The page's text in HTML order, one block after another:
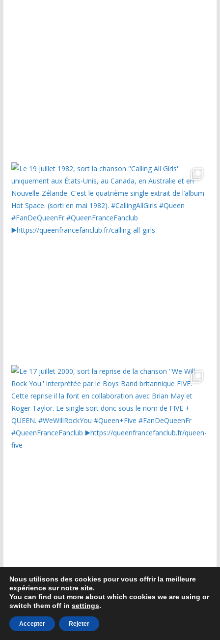
Nous utilisons des cookies pour vous offrir la meilleure
expérience sur notre site.
You can find out more about which cookies we are using or
switch them off in settings.
Accepter Rejeter